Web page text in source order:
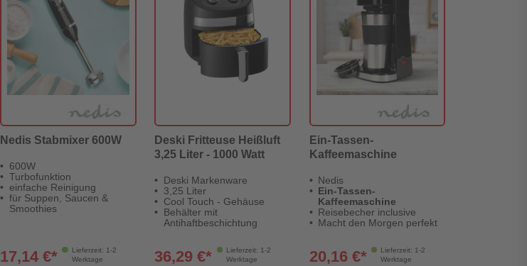
Nedis Stabmixer 600W
600W
Turbofunktion
einfache Reinigung
für Suppen, Saucen &
Smoothies
Lieferzeit: 1-2
Werktage
17,14 €*
Deski Fritteuse Heißluft
3,25 Liter - 1000 Watt
Deski Markenware
3,25 Liter
Cool Touch - Gehäuse
Behälter mit
Antihaftbeschichtung
Lieferzeit: 1-2
Werktage
36,29 €*
Ein-Tassen-
Kaffeemaschine
Nedis
Ein-Tassen-
Kaffeemaschine
Reisebecher inclusive
Macht den Morgen perfekt
Lieferzeit: 1-2
Werktage
20,16 €*